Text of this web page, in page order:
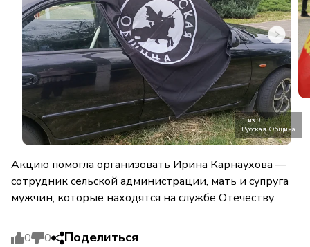
1 из 9
Русская Община
Акцию помогла организовать Ирина Карнаухова —
сотрудник сельской администрации, мать и супруга
мужчин, которые находятся на службе Отечеству.
0 0 Поделиться